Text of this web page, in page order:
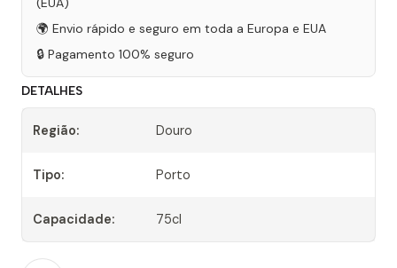
🌍 Envio rápido e seguro em toda a Europa e EUA
🔒 Pagamento 100% seguro
DETALHES
Região: Douro
Tipo: Porto
Capacidade: 75cl